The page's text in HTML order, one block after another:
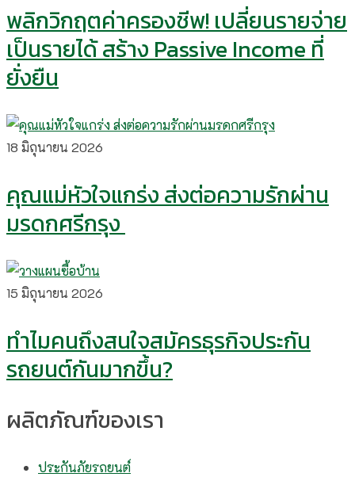
พลิกวิกฤตค่าครองชีพ! เปลี่ยนรายจ่าย
เป็นรายได้ สร้าง Passive Income ที่
ยั่งยืน
18 มิถุนายน 2026
คุณแม่หัวใจแกร่ง ส่งต่อความรักผ่าน
มรดกศรีกรุง
15 มิถุนายน 2026
ทำไมคนถึงสนใจสมัครธุรกิจประกัน
รถยนต์กันมากขึ้น?
ผลิตภัณฑ์ของเรา
ประกันภัยรถยนต์